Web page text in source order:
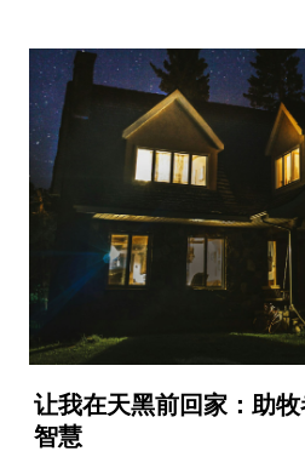
让我在天黑前回家：助
智慧